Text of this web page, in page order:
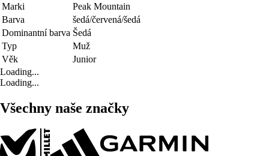
Marki
Peak Mountain
Barva
šedá/červená/šedá
Dominantní barva Šedá
Typ
Muž
Věk
Junior
Loading...
Loading...
Všechny naše značky